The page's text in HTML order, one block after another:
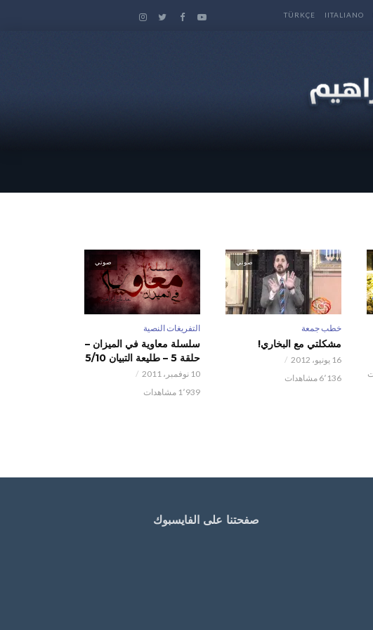
IITALIANO
TÜRKÇE
صوتي
خطب جمعة
مشكلتي مع البخاري!
16 يونيو، 2012
6٬136 مشاهدات
صوتي
التفريغات النصية
سلسلة معاوية في الميزان –
حلقة 5 – طليعة التبيان 5/10
10 نوفمبر، 2011
1٬939 مشاهدات
صفحتنا على الفايسبوك